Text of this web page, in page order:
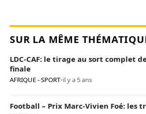
SUR LA MÊME
LDC-CAF: le tirage au sort complet
finale
AFRIQUE - SPORT•il y a 5 ans
Football – Prix Marc-Vivien Foé: les